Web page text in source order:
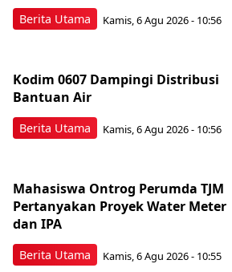
Berita Utama Kamis, 6 Agu 2026 - 10:56
Berita Utama
Kodim 0607 Dampingi Distribusi
Bantuan Air
Kamis, 6 Agu 2026 - 10:56
Berita Utama
Mahasiswa Ontrog Perumda TJM
Pertanyakan Proyek Water Meter
dan IPA
Kamis, 6 Agu 2026 - 10:55